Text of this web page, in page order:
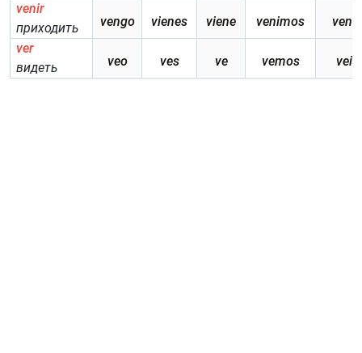
venir
приходить
vengo vienes viene venimos
venís
ver
видеть
veo ves ve vemos veis